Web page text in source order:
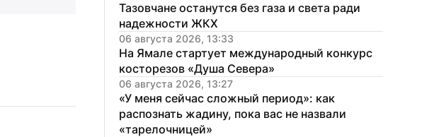
Тазовчане останутся без газа и света ради
надежности ЖКХ
06 августа 2026, 13:33
На Ямале стартует международный конкурс
косторезов «Душа Севера»
06 августа 2026, 13:27
«У меня сейчас сложный период»: как
распознать жадину, пока вас не назвали
«тарелочницей»